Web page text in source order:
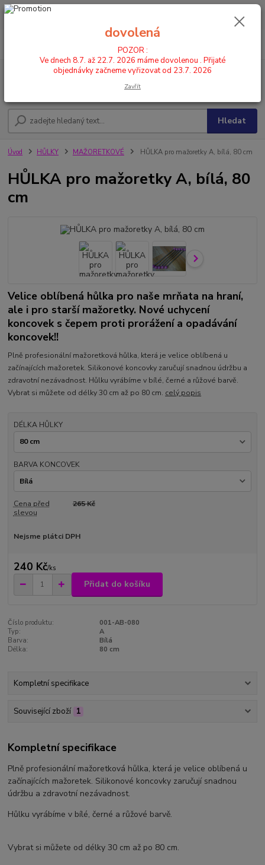
POZOR : Ve dnech 8.7. až 22.7. 2026 máme dovolenou . Přijaté
Hledat
Úvod HŮLKY MAŽORETKOVÉ HŮLKA pro mažoretky A, bílá, 80 cm
HŮLKA pro mažoretky A, bílá, 80
cm
Velice oblíbená hůlka pro naše mrňata na hraní,
ale i pro starší mažoretky. Nové uchycení
koncovek s čepem proti prorážení a opadávání
koncovek!!
Plně profesionální mažoretková hůlka, která je velice oblíbená u
začínajících mažoretek. Silikonové koncovky zaručují snadnou údržbu a
zdravotní nezávadnost. Hůlku vyrábíme v bílé, černé a růžové barvě.
Vybrat si můžete od délky 30 cm až po 80 cm. celý popis
DÉLKA HŮLKY
BARVA KONCOVEK
Cena před
slevou
265 Kč
Nejsme plátci DPH
240 Kč/ks
Přidat do košíku
Číslo produktu:
001-AB-080
Typ:
A
Barva:
Bílá
Délka:
80 cm
Kompletní specifikace
Související zboží 1
Kompletní specifikace
Plně profesionální mažoretková hůlka, která je velice oblíbená u
začínajících mažoretek. Silikonové koncovky zaručují snadnou
údržbu a zdravotní nezávadnost.
Hůlku vyrábíme v bílé, černé a růžové barvě.
Vybrat si můžete od délky 30 cm až po 80 cm.
dovolená
POZOR :
Ve dnech 8.7. až 22.7. 2026 máme dovolenou . Přijaté
objednávky začneme vyřizovat od 23.7. 2026
Zavřít